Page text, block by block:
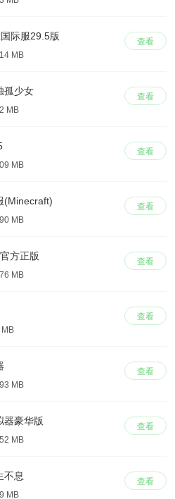
查看
际服29.5版
MB
查看
孤少女
MB
查看
MB
查看
(Minecraft)
MB
查看
方正版
MB
查看
查看
MB
查看
器豪华版
MB
查看
不息
MB